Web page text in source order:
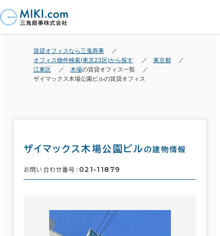
賃貸オフィスなら三鬼商事
オフィス物件検索(東京23区)から探す
東京都
江東区
木場の賃貸オフィス一覧
ザイマックス木場公園ビルの賃貸オフィス
ザイマックス木場公園ビル の建物情報
お問い合わせ番号： 021-11879